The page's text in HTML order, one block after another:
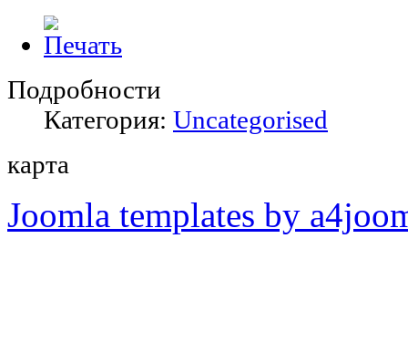
Подробности
Категория: Uncategorised
карта
Joomla templates by